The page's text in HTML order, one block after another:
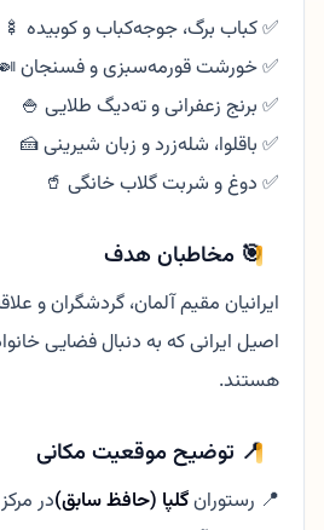
✅ کباب برگ، جوجه‌کباب و کوبیده 🍢
✅ خورشت قورمه‌سبزی و فسنجان
✅ برنج زعفرانی و ته‌دیگ طلایی 🍚
✅ باقلوا، شله‌زرد و زبان شیرینی 🍰
✅ دوغ و شربت گلاب خانگی 🥤
🎯 مخاطبان هدف
ایرانیان مقیم آلمان، گردشگران و
اصیل ایرانی که به دنبال فضایی
هستند.
📍 توضیح موقعیت مکانی
📍 رستورانگلپا (حافظ سابق)در